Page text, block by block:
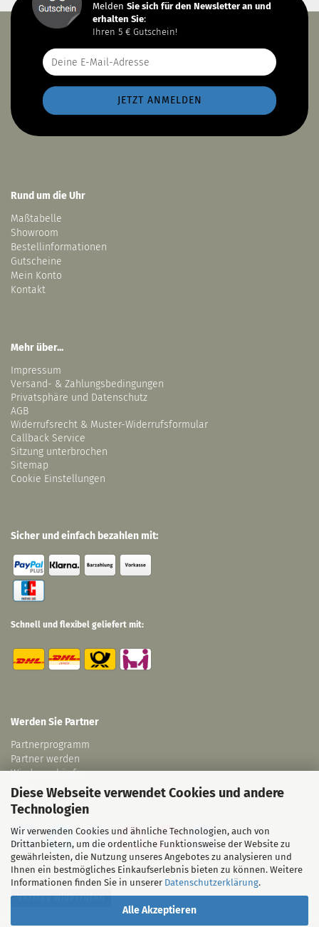
Diese Webseite verwendet Cookies und andere
Technologien
Wir verwenden Cookies und ähnliche Technologien, auch von
Drittanbietern, um die ordentliche Funktionsweise der Website zu
gewährleisten, die Nutzung unseres Angebotes zu analysieren und
Ihnen ein bestmögliches Einkaufserlebnis bieten zu können. Weitere
Informationen finden Sie in unserer Datenschutzerklärung.
Alle Akzeptieren
Melden Sie sich für den Newsletter an und
erhalten Sie:
Ihren 5 € Gutschein!
Rund um die Uhr
Maßtabelle
Showroom
Bestellinformationen
Gutscheine
Mein Konto
Kontakt
Mehr über...
Impressum
Versand- & Zahlungsbedingungen
Privatsphäre und Datenschutz
AGB
Widerrufsrecht & Muster-Widerrufsformular
Callback Service
Sitzung unterbrochen
Sitemap
Cookie Einstellungen
Sicher und einfach bezahlen mit:
Schnell und flexibel geliefert mit:
Werden Sie Partner
Partnerprogramm
Partner werden
Wiederverkäufer
Links
Vertrag widerrufen